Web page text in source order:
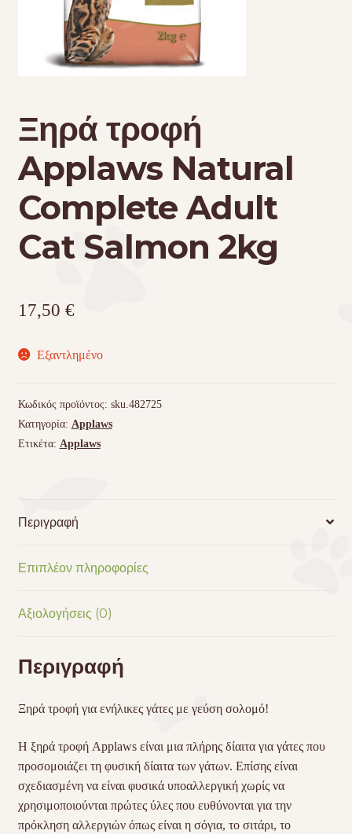
Φροντίδα – Είδη Υγιεινής
Ξηρά τροφή
Applaws Natural
Complete Adult
Cat Salmon 2kg
17,50 €
Εξαντλημένο
Κωδικός προϊόντος: sku.482725
Κατηγορία: Applaws
Ετικέτα: Applaws
Περιγραφή
Επιπλέον πληροφορίες
Αξιολογήσεις (0)
Περιγραφή
Ξηρά τροφή για ενήλικες γάτες με γεύση σολομό!
Η ξηρά τροφή Applaws είναι μια πλήρης δίαιτα για γάτες που
προσομοιάζει τη φυσική δίαιτα των γάτων. Επίσης είναι
σχεδιασμένη να είναι φυσικά υποαλλεργική χωρίς να
χρησιμοποιούνται πρώτες ύλες που ευθύνονται για την
πρόκληση αλλεργιών όπως είναι η σόγια, το σιτάρι, το